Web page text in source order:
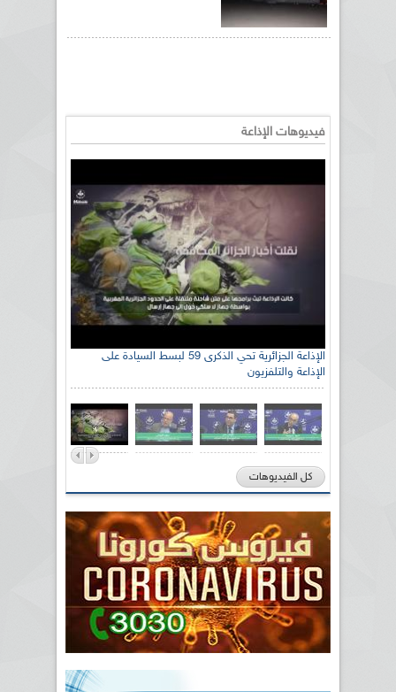
فيديوهات الإذاعة
الإذاعة الجزائرية تحي الذكرى 59 لبسط السيادة على
الإذاعة والتلفزيون
كل الفيديوهات